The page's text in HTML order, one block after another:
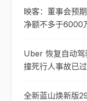
映客：董事会预
净额不多于6000
Uber 恢复自动驾
撞死行人事故已
全新蓝山焕新版